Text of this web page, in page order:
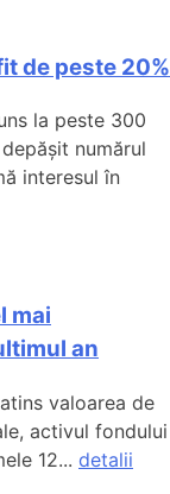
de peste 20%
la peste 300
numărul
interesul în
mai
an
valoarea de
activul fondului
12... detalii